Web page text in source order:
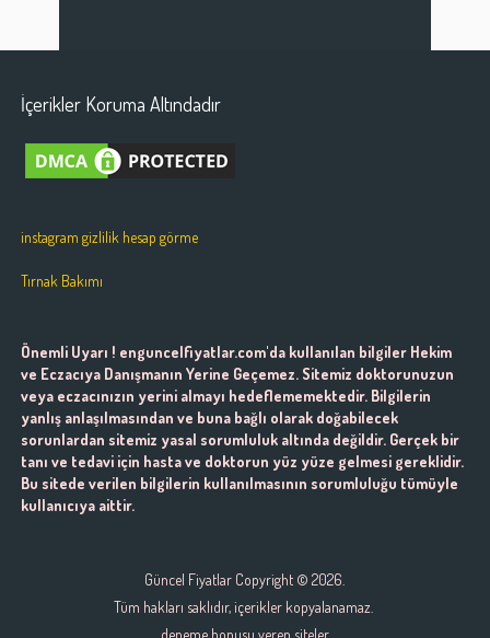
İçerikler Koruma Altındadır
instagram gizlilik hesap görme
Tırnak Bakımı
Önemli Uyarı ! enguncelfiyatlar.com'da kullanılan bilgiler Hekim
ve Eczacıya Danışmanın Yerine Geçemez. Sitemiz doktorunuzun
veya eczacınızın yerini almayı hedeflememektedir. Bilgilerin
yanlış anlaşılmasından ve buna bağlı olarak doğabilecek
sorunlardan sitemiz yasal sorumluluk altında değildir. Gerçek bir
tanı ve tedavi için hasta ve doktorun yüz yüze gelmesi gereklidir.
Bu sitede verilen bilgilerin kullanılmasının sorumluluğu tümüyle
kullanıcıya aittir.
Güncel Fiyatlar Copyright © 2026.
Tüm hakları saklıdır, içerikler kopyalanamaz.